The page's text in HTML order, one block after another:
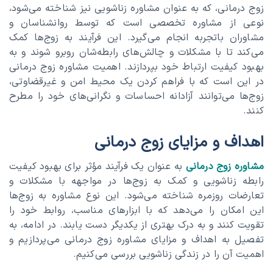
زوج درمانی، که به عنوان مشاوره زناشویی نیز شناخته می‌شود،
نوعی از مشاوره تخصصی است که توسط روانشناسان و
مشاوران باتجربه انجام می‌گیرد. این فرآیند به زوج‌ها کمک
می‌کند تا با مشکلات و چالش‌های رابطه‌شان روبرو شوند و به
بهبود کیفیت ارتباط خود بپردازند. اهمیت مشاوره زوج درمانی
در این است که با فراهم کردن یک محیط امن و غیرقضاوتی،
زوج‌ها می‌توانند آزادانه احساسات و نگرانی‌های خود را مطرح
کنند.
اهداف و مزایای زوج درمانی
مشاوره زوج درمانی به عنوان یک فرآیند مؤثر برای بهبود کیفیت
رابطه زناشویی و کمک به زوج‌ها در مواجهه با مشکلات و
تعارضات روزمره شناخته می‌شود. این نوع مشاوره به زوج‌ها
این امکان را می‌دهد که با ابزارهای مناسب، روابط خود را
تقویت کنند و به درک بهتری از یکدیگر دست یابند. در ادامه، به
تفصیل به اهداف و مزایای مشاوره زوج درمانی می‌پردازیم و
اهمیت آن را در زندگی زناشویی بررسی می‌کنیم.